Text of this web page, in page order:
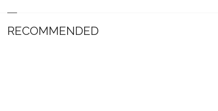
RECOMMENDED